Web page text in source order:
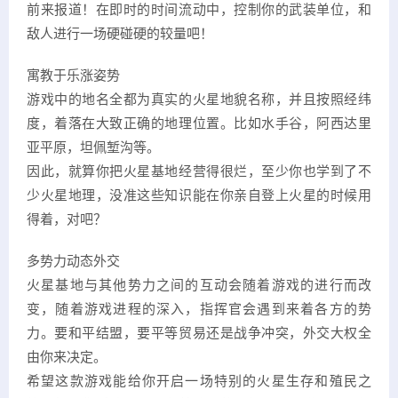
前来报道！在即时的时间流动中，控制你的武装单位，和
敌人进行一场硬碰硬的较量吧！
寓教于乐涨姿势
游戏中的地名全都为真实的火星地貌名称，并且按照经纬
度，着落在大致正确的地理位置。比如水手谷，阿西达里
亚平原，坦佩堑沟等。
因此，就算你把火星基地经营得很烂，至少你也学到了不
少火星地理，没准这些知识能在你亲自登上火星的时候用
得着，对吧？
多势力动态外交
火星基地与其他势力之间的互动会随着游戏的进行而改
变，随着游戏进程的深入，指挥官会遇到来着各方的势
力。要和平结盟，要平等贸易还是战争冲突，外交大权全
由你来决定。
希望这款游戏能给你开启一场特别的火星生存和殖民之